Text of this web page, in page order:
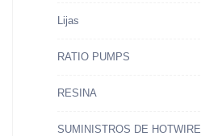
Lijas
RATIO PUMPS
RESINA
SUMINISTROS DE HOTWIRE